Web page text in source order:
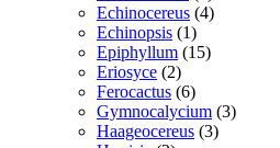
varer
Echinocereus 44
Echinopsis 11
vare
Epiphyllum 1515
Eriosyce 22
varer
Ferocactus 66
varer
Gymnocalycium 33
Haageocereus 33